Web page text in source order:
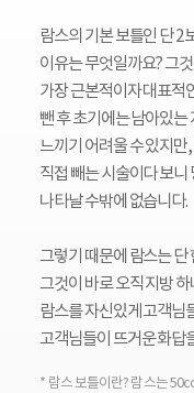
람스의 기본 보틀인 단 2
이유는 무엇일까요? 그
가장 근본적이자 대표적
뺀 후 초기에는 남아있
느끼기 어려울 수 있지
직접 빼는 시술이다 보
나타날 수밖에 없습니다.
그렇기 때문에 람스는 단
그것이 바로 오직 지방
람스를 자신있게 고객님
고객님들이 뜨거운 화답
* 람스 보틀이란? 람스는